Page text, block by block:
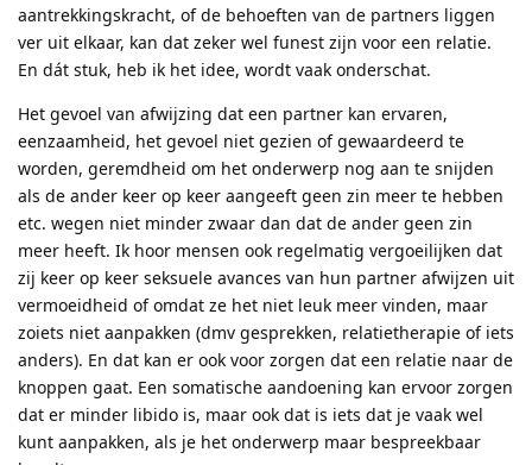
aantrekkingskracht, of de behoeften van de partners liggen
ver uit elkaar, kan dat zeker wel funest zijn voor een relatie.
En dát stuk, heb ik het idee, wordt vaak onderschat.
Het gevoel van afwijzing dat een partner kan ervaren,
eenzaamheid, het gevoel niet gezien of gewaardeerd te
worden, geremdheid om het onderwerp nog aan te snijden
als de ander keer op keer aangeeft geen zin meer te hebben
etc. wegen niet minder zwaar dan dat de ander geen zin
meer heeft. Ik hoor mensen ook regelmatig vergoeilijken dat
zij keer op keer seksuele avances van hun partner afwijzen uit
vermoeidheid of omdat ze het niet leuk meer vinden, maar
zoiets niet aanpakken (dmv gesprekken, relatietherapie of iets
anders). En dat kan er ook voor zorgen dat een relatie naar de
knoppen gaat. Een somatische aandoening kan ervoor zorgen
dat er minder libido is, maar ook dat is iets dat je vaak wel
kunt aanpakken, als je het onderwerp maar bespreekbaar